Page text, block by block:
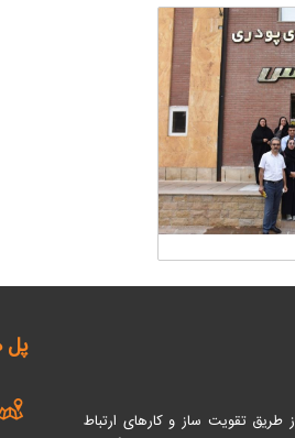
تقویت ساز و کارهای ارتباط
پل